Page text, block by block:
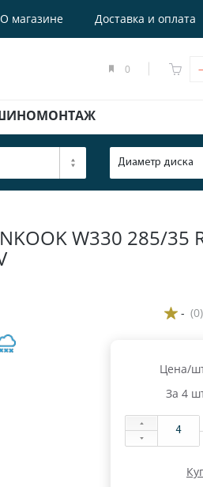
О магазине Доставка и оплата
0
Диаметр диска
W330 285/35
- (0)
Цена/
За 4